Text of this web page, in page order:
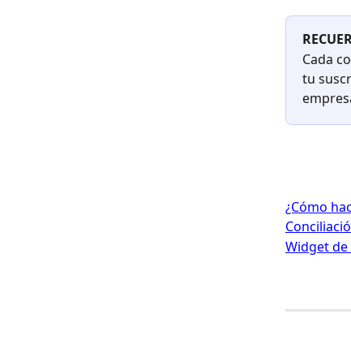
Cada
tu
¿Cómo
Widget de